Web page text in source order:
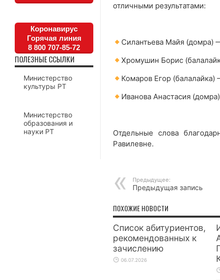
отличными результатами:
Силантьева Майя (домра)
Хромушин Борис
Комаров Егор
Иванова Анастасия
Отдельные слова
Равилевне.
Предыдущее:
Предыдущая запись
ПОХОЖИЕ НОВОСТИ
Список абитуриентов,
рекомендованных к
зачислению
06.07.2026
Коронавирус
Горячая линия
8 800 707-85-72
ПОЛЕЗНЫЕ ССЫЛКИ
Министерство
культуры РТ
Министерство
образования и
науки РТ